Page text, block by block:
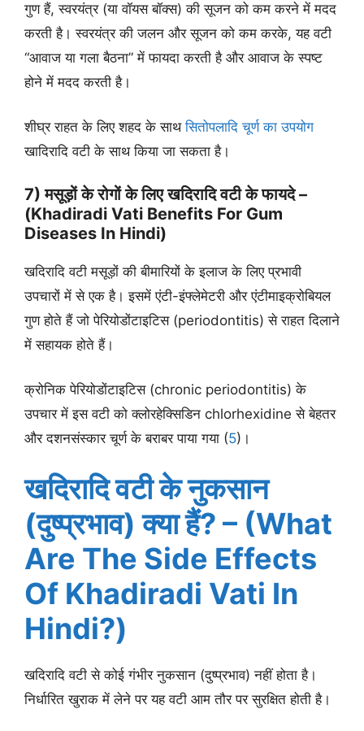
गुण हैं, स्वरयंत्र (या वॉयस बॉक्स) की सूजन को कम करने में मदद
करती है। स्वरयंत्र की जलन और सूजन को कम करके, यह वटी
“आवाज या गला बैठना” में फायदा करती है और आवाज के स्पष्ट
होने में मदद करती है।
शीघ्र राहत के लिए शहद के साथसितोपलादि चूर्ण का उपयोग
खादिरादि वटी के साथ किया जा सकता है।
7) मसूड़ों के रोगों के लिए खदिरादि वटी के फायदे –
(Khadiradi Vati Benefits For Gum
Diseases In Hindi)
खदिरादि वटी मसूड़ों की बीमारियों के इलाज के लिए प्रभावी
उपचारों में से एक है। इसमें एंटी-इंफ्लेमेटरी और एंटीमाइक्रोबियल
गुण होते हैं जो पेरियोडोंटाइटिस (periodontitis) से राहत दिलाने
में सहायक होते हैं।
क्रोनिक पेरियोडोंटाइटिस (chronic periodontitis) के
उपचार में इस वटी को क्लोरहेक्सिडिन chlorhexidine से बेहतर
और दशनसंस्कार चूर्ण के बराबर पाया गया (5)।
खदिरादि वटी के नुकसान
(दुष्प्रभाव) क्या हैं? – (What
Are The Side Effects
Of Khadiradi Vati In
Hindi?)
खदिरादि वटी से कोई गंभीर नुकसान (दुष्प्रभाव) नहीं होता है।
निर्धारित खुराक में लेने पर यह वटी आम तौर पर सुरक्षित होती है।